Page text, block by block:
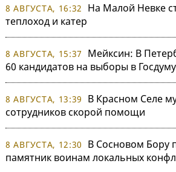
8 АВГУСТА, 16:32
На Малой Невке
теплоход и катер
8 АВГУСТА, 15:37
Мейксин: В
60 кандидатов на выборы в Госдуму
8 АВГУСТА, 13:39
В Красном Селе
сотрудников скорой помощи
8 АВГУСТА, 12:30
В Сосновом Бору
памятник воинам локальных